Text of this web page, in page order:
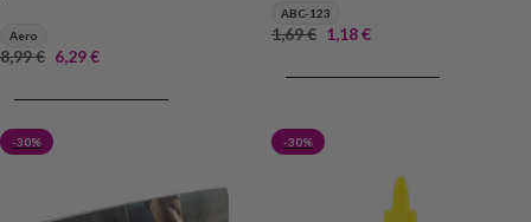
Aero
8,99€ 6,29€
ABC-123
1,69€ 1,18€
-30% -30%